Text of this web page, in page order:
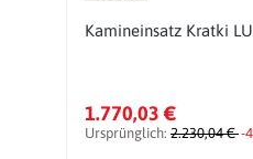
Kamineinsatz Kratki
1.770,03 €
Ursprünglich: 2.230,04 €-